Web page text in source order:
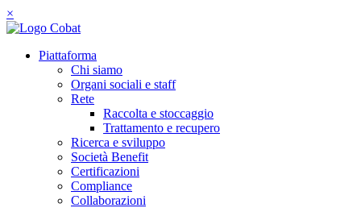
×
Piattaforma
Chi siamo
Organi sociali e staff
Rete
Raccolta e stoccaggio
Trattamento e recupero
Ricerca e sviluppo
Società Benefit
Certificazioni
Compliance
Collaborazioni